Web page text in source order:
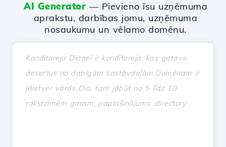
AI Generator — Pievieno īsu uzņēmuma
aprakstu, darbības jomu, uzņēmuma
nosaukumu un vēlamo domēnu.